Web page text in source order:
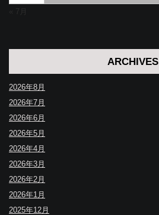
« 7月
ARCHIVES
2026年8月
2026年7月
2026年6月
2026年5月
2026年4月
2026年3月
2026年2月
2026年1月
2025年12月